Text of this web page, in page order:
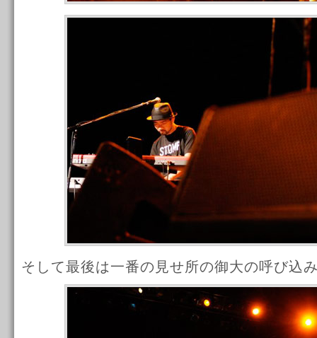
そして最後は一番の見せ所の御大の呼び込